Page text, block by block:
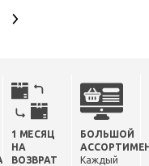
1 МЕСЯЦ
НА
ВОЗВРАТ
БОЛЬШОЙ
Каждый